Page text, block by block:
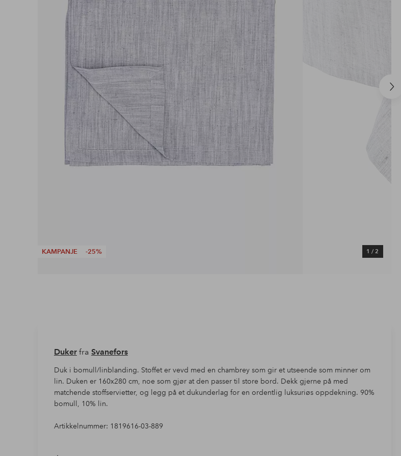
KAMPANJE -25% 1 / 2
Dukerfra Svanefors
Duk i bomull/linblanding. Stoffet er vevd med en chambrey som gir et utseende som minner om
lin. Duken er 160x280 cm, noe som gjør at den passer til store bord. Dekk gjerne på med
matchende stoffservietter, og legg på et dukunderlag for en ordentlig luksuriøs oppdekning. 90%
bomull, 10% lin.
Artikkelnummer: 1819616-03-889